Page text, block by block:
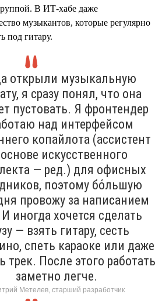
В ИТ-хабе даже
музыкантов, которые регулярно
под гитару.
открыли музыкальную
я сразу понял, что она
пустовать. Я фронтендер
над интерфейсом
копайлота (ассистент
искусственного
— ред.) для офисных
поэтому бо́льшую
провожу за написанием
иногда хочется сделать
— взять гитару, сесть
спеть караоке или даже
трек. После этого работать
заметно легче.
Метелев, старший разработчик